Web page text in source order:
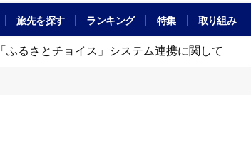
旅先を探す ランキング 特集 取り組み
「ふるさとチョイス」システム連携に関して